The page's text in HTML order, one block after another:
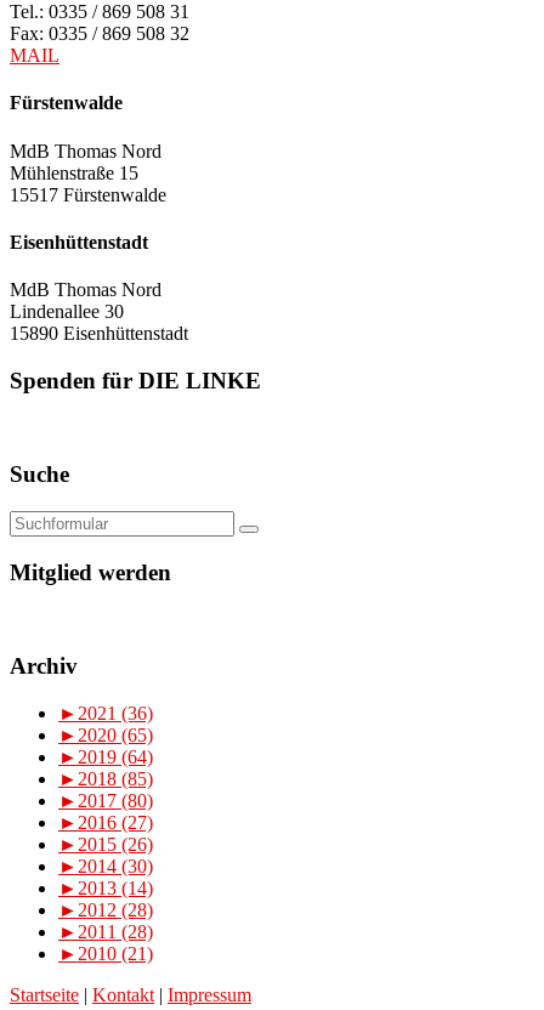
Tel.: 0335 / 869 508 31
Fax: 0335 / 869 508 32
MAIL
Fürstenwalde
MdB Thomas Nord
Mühlenstraße 15
15517 Fürstenwalde
Eisenhüttenstadt
MdB Thomas Nord
Lindenallee 30
15890 Eisenhüttenstadt
Spenden für DIE LINKE
Suche
Mitglied werden
Archiv
► 2021 (36)
► 2020 (65)
► 2019 (64)
► 2018 (85)
► 2017 (80)
► 2016 (27)
► 2015 (26)
► 2014 (30)
► 2013 (14)
► 2012 (28)
► 2011 (28)
► 2010 (21)
Startseite | Kontakt | Impressum